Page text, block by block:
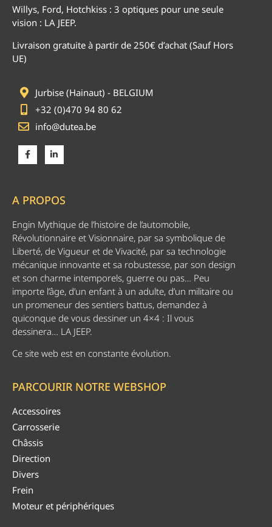
Willys, Ford, Hotchkiss : 3 optiques pour une seule
vision : LA JEEP.
Livraison gratuite à partir de 250€ d’achat (Sauf Hors
UE)
Jurbise (Hainaut) - BELGIUM
+32 (0)470 94 80 62
info@dutea.be
A PROPOS
Engin Mythique de l’histoire de l’automobile,
Révolutionnaire et Visionnaire, par sa symbolique de
Liberté, de Vigueur et de Vivacité, par sa technologie
mécanique innovante et sa robustesse, par son design
et son charme intemporels, guerre ou pas… Peu
importe l’âge, d’un enfant à un adulte, d’un militaire ou
un promeneur des sentiers battus, demandez à
quiconque de vous dessiner un 4×4 : Il vous
dessinera… LA JEEP.
Ce site web est en constante évolution.
PARCOURIR NOTRE WEBSHOP
Accessoires
Carrosserie
Châssis
Direction
Divers
Frein
Moteur et périphériques